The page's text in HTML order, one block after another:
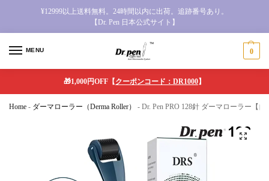
¥12999以上送料無料。24時間以内に出荷。追跡番号あり。
【Dr. Pen 日本公式サイト】
MENU 0
🎁1,000円OFF【クーポンコード：DR1000】
Home - ダーマローラー（Derma Roller） - Dr. Pen PRO 128針 ダーマローラー【